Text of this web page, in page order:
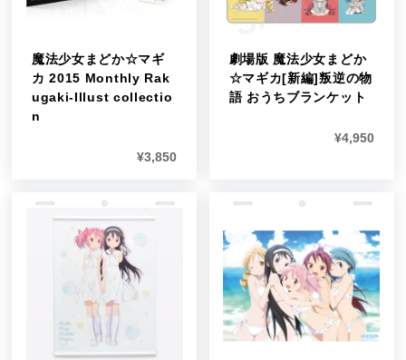
魔法少女まどか☆マギ
カ 2015 Monthly Rak
ugaki-Illust collectio
n
¥3,850
劇場版 魔法少女まどか
☆マギカ[新編]叛逆の物
語 おうちブランケット
¥4,950